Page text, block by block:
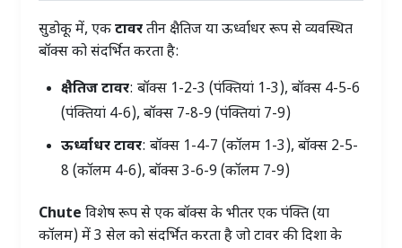
सुडोकू में, एकटावरतीन क्षैतिज या ऊर्ध्वाधर रूप से व्यवस्थित
बॉक्स को संदर्भित करता है:
क्षैतिज टावर: बॉक्स 1-2-3 (पंक्तियां 1-3), बॉक्स 4-5-6
(पंक्तियां 4-6), बॉक्स 7-8-9 (पंक्तियां 7-9)
ऊर्ध्वाधर टावर: बॉक्स 1-4-7 (कॉलम 1-3), बॉक्स 2-5-
8 (कॉलम 4-6), बॉक्स 3-6-9 (कॉलम 7-9)
Chute विशेष रूप से एक बॉक्स के भीतर एक पंक्ति (या
कॉलम) में 3 सेल को संदर्भित करता है जो टावर की दिशा के